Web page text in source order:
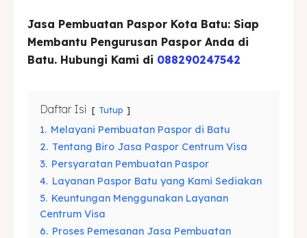
Asuransi
Blog
Asuransi
Blog
Jasa Pembuatan Paspor Kota Batu: Siap
Membantu Pengurusan Paspor Anda di
Batu. Hubungi Kami di 088290247542
Daftar Isi Tutup
1. Melayani Pembuatan Paspor di Batu
2. Tentang Biro Jasa Paspor Centrum Visa
3. Persyaratan Pembuatan Paspor
4. Layanan Paspor Batu yang Kami Sediakan
5. Keuntungan Menggunakan Layanan
Centrum Visa
6. Proses Pemesanan Jasa Pembuatan